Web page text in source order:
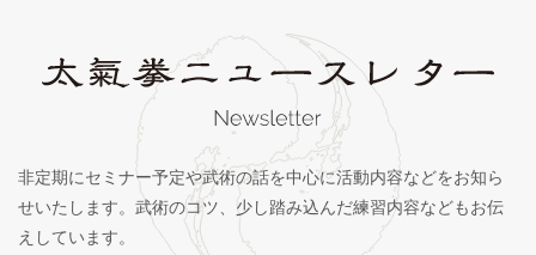
非定期にセミナー予定や武術の話を中心に活動内容などをお知ら
せいたします。武術のコツ、少し踏み込んだ練習内容などもお伝
えしています。